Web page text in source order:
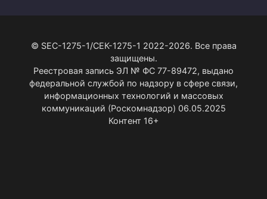
© SEC-1275-1/СЕК-1275-1 2022-2026. Все права
защищены.
Реестровая запись ЭЛ № ФС 77-89472, выдано
федеральной службой по надзору в сфере связи,
информационных технологий и массовых
коммуникаций (Роскомнадзор) 06.05.2025
Контент 16+